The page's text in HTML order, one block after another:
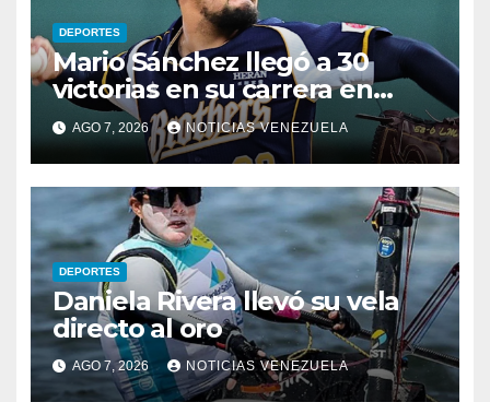
DEPORTES
Mario Sánchez llegó a 30
victorias en su carrera en
Taiwán
AGO 7, 2026 NOTICIAS VENEZUELA
DEPORTES
Daniela Rivera llevó su vela
directo al oro
AGO 7, 2026 NOTICIAS VENEZUELA